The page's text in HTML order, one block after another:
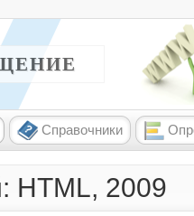
Справочники
HTML, 2009